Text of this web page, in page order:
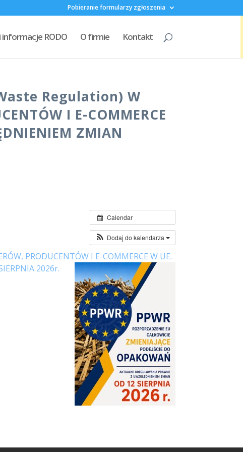
Pobieranie formularzy zgłoszenia
informacje RODO O firmie Kontakt
Regulation) W
I E-COMMERCE
ZMIAN
Calendar
Dodaj do kalendarza
PRODUCENTÓW I E-COMMERCE W UE.
2026r.